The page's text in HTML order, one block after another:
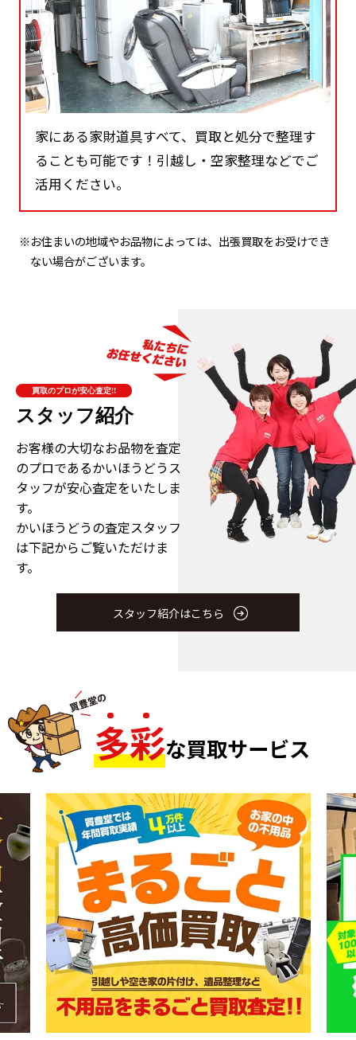
家にある家財道具すべて、買取と処分で整理す
ることも可能です！引越し・空家整理などでご
活用ください。
※お住まいの地域やお品物によっては、出張買取をお受けでき
ない場合がございます。
買取のプロが安心査定!!
スタッフ紹介
お客様の大切なお品物を査定
のプロであるかいほうどうス
タッフが安心査定をいたしま
す。
かいほうどうの査定スタッフ
は下記からご覧いただけま
す。
スタッフ紹介はこちら
多彩な買取サービス